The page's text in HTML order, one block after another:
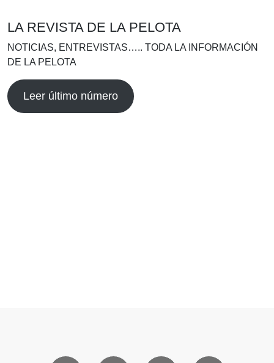
LA REVISTA DE LA PELOTA
NOTICIAS, ENTREVISTAS….. TODA LA INFORMACIÓN
DE LA PELOTA
Leer último número